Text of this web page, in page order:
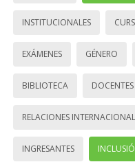
INSTITUCIONALES
EXÁMENES GÉNERO
BIBLIOTECA DOCENTES
RELACIONES
INGRESANTES